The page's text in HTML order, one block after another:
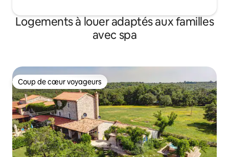
Logements à louer adaptés aux familles
avec spa
Coup de cœur voyageurs
Coup de cœur voyageurs